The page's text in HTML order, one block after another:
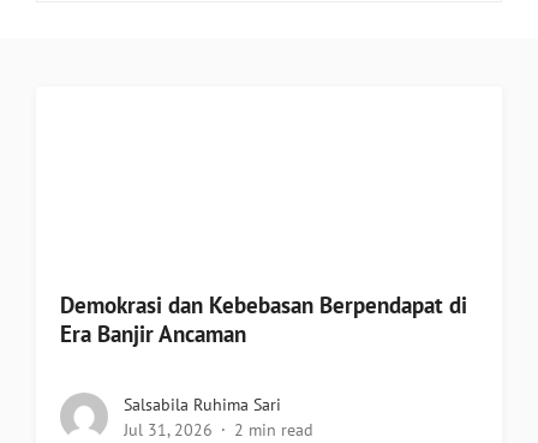
Demokrasi dan Kebebasan Berpendapat di
Era Banjir Ancaman
Salsabila Ruhima Sari
Jul 31, 2026
2 min read